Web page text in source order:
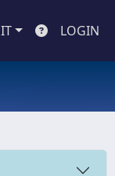
IT LOGIN